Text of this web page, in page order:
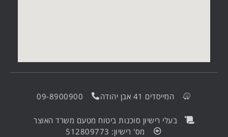
המייסדים 41 אבן יהודה 09-8900900
בעלי רישיון סוכנות ביטוח מטעם משרד האוצר
מס' רישיון: 512809773